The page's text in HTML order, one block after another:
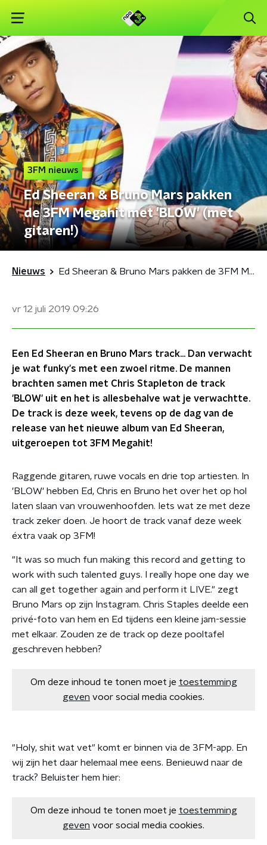
3FM nieuws
Ed Sheeran & Bruno Mars pakken
de 3FM Megahit met 'BLOW' (met
gitaren!)
Nieuws Ed Sheeran & Bruno Mars pakken de 3FM Megahit met 'BLOW' (met gitaren!)
vr 12 juli 2019 09:26
Een Ed Sheeran en Bruno Mars track... Dan verwacht
je wat funky's met een zwoel ritme. De mannen
brachten samen met Chris Stapleton de track
'BLOW' uit en het is allesbehalve wat je verwachtte.
De track is deze week, tevens op de dag van de
release van het nieuwe album van Ed Sheeran,
uitgeroepen tot 3FM Megahit!
Raggende gitaren, ruwe vocals en drie top artiesten. In
'BLOW' hebben Ed, Chris en Bruno het over het op hol
laten slaan van vrouwenhoofden. Iets wat ze met deze
track zeker doen. Je hoort de track vanaf deze week
éxtra vaak op 3FM!
"It was so much fun making this record and getting to
work with such talented guys. I really hope one day we
can all get together again and perform it LIVE." zegt
Bruno Mars op zijn Instagram. Chris Staples deelde een
privé-foto van hem en Ed tijdens een kleine jam-sessie
met elkaar. Zouden ze de track op deze pooltafel
geschreven hebben?
Om deze inhoud te tonen moet je toestemming
geven voor social media cookies.
"Holy, shit wat vet" komt er binnen via de 3FM-app. En
wij zijn het daar helemaal mee eens. Benieuwd naar de
track? Beluister hem hier:
Om deze inhoud te tonen moet je toestemming
geven voor social media cookies.